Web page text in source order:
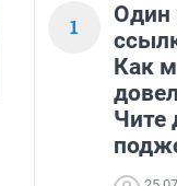
1
Один
Как
Чите